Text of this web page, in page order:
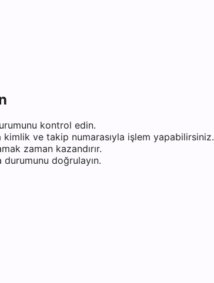
kontrol edin.
ve takip numarasıyla işlem yapabilirsiniz.
zaman kazandırır.
doğrulayın.